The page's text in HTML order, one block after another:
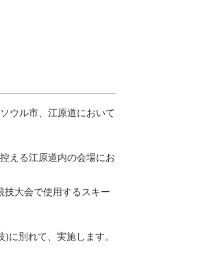
ウル市、江原道において
える江原道内の会場にお
技大会で使用するスキー
に別れて、実施します。